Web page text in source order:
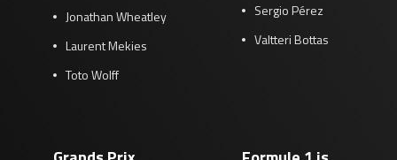
Jonathan Wheatley
Laurent Mekies
Toto Wolff
Sergio Pérez
Valtteri Bottas